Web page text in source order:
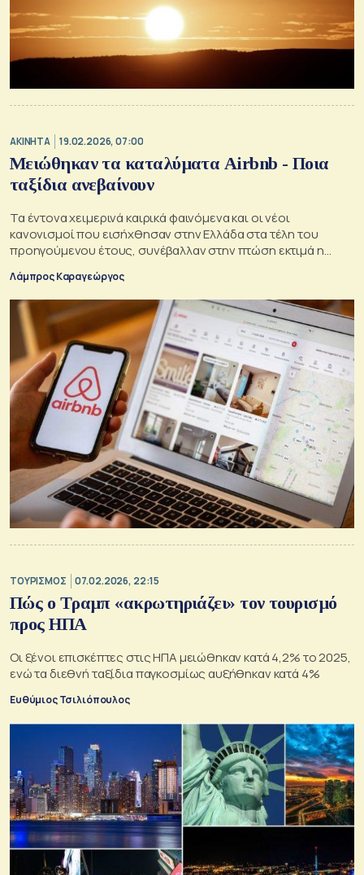
ΑΚΙΝΗΤΑ 19.02.2026, 07:00
Μειώθηκαν τα καταλύματα Airbnb - Ποια
ταξίδια ανεβαίνουν
Τα έντονα χειμερινά καιρικά φαινόμενα και οι νέοι
κανονισμοί που εισήχθησαν στην Ελλάδα στα τέλη του
προηγούμενου έτους, συνέβαλλαν στην πτώση εκτιμά η
Λάμπρος Καραγεώργος
ΤΟΥΡΙΣΜΟΣ 07.02.2026, 22:15
Πώς ο Τραμπ «ακρωτηριάζει» τον τουρισμό
προς ΗΠΑ
Οι ξένοι επισκέπτες στις ΗΠΑ μειώθηκαν κατά 4,2% το 2025,
ενώ τα διεθνή ταξίδια παγκοσμίως αυξήθηκαν κατά 4%
Ευθύμιος Τσιλιόπουλος